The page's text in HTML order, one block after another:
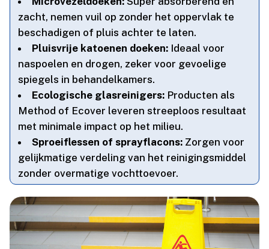
zacht, nemen vuil op zonder het oppervlak te
beschadigen of pluis achter te laten.​
Pluisvrije katoenen doeken: Ideaal voor
naspoelen en drogen, zeker voor gevoelige
spiegels in behandelkamers.​
Ecologische glasreinigers: Producten als
Method of Ecover leveren streeploos resultaat
met minimale impact op het milieu.​
Sproeiflessen of sprayflacons: Zorgen voor
gelijkmatige verdeling van het reinigingsmiddel
zonder overmatige vochttoevoer.​